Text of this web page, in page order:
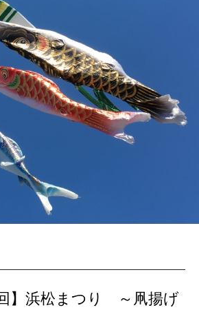
回】浜松まつり ～凧揚げ